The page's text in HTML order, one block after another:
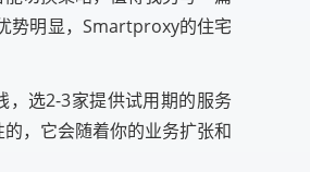
势明显，Smartproxy的住宅
，选2-3家提供试用期的服务
，它会随着你的业务扩张和